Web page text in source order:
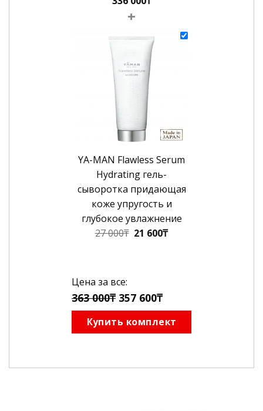
+
YA-MAN Flawless Serum
Hydrating гель-
сыворотка придающая
коже упругость и
глубокое увлажнение
27 000₸ Первоначальная
000₸.
21 600₸Текущая
Цена за все:
363 000₸ 357 600₸
Купить комплект